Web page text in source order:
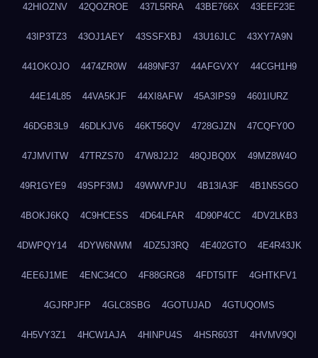
42HIOZNV 42QOZROE 437L5RRA 43BE766X 43EEF23E
43IP3TZ3 43OJ1AEY 43SSFXBJ 43U16JLC 43XY7A9N
441OKOJO 4474ZR0W 4489NF37 44AFGVXY 44CGH1H9
44E14L85 44VA5KJF 44XI8AFW 45A3IPS9 4601IURZ
46DGB3L9 46DLKJV6 46KT56QV 4728GJZN 47CQFY0O
47JMVITW 47TRZS70 47W8J2J2 48QJBQ0X 49MZ8W4O
49R1GYE9 49SPF3MJ 49WWVPJU 4B13IA3F 4B1N5SGO
4BOKJ6KQ 4C9HCESS 4D64LFAR 4D90P4CC 4DV2LKB3
4DWPQY14 4DYW6NWM 4DZ5J3RQ 4E402GTO 4E4R43JK
4EE6J1ME 4ENC34CO 4F88GRG8 4FDT5ITF 4GHTKFV1
4GJRPJFP 4GLC8SBG 4GOTUJAD 4GTUQOMS
4H5VY3Z1 4HCW1AJA 4HINPU4S 4HSR603T 4HVMV9QI